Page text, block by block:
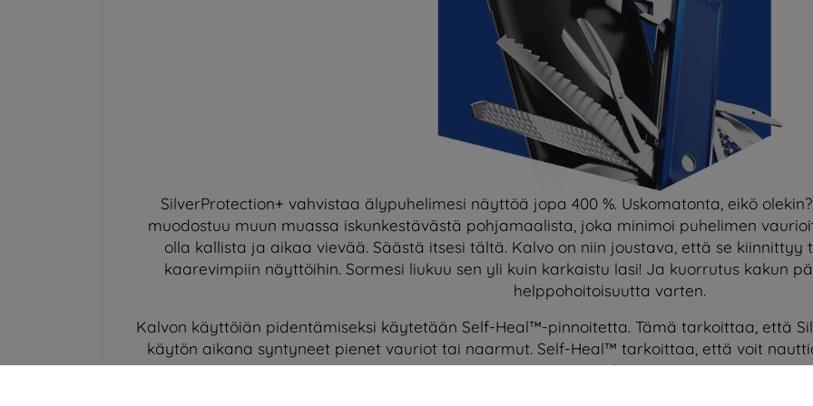
SilverProtection+ vahvistaa älypuhelimesi näyttöä jopa 400 %. Uskomatonta, eikö
muodostuu muun muassa iskunkestävästä pohjamaalista, joka minimoi puhelimen
olla kallista ja aikaa vievää. Säästä itsesi tältä. Kalvo on niin joustava, että se
kaarevimpiin näyttöihin. Sormesi liukuu sen yli kuin karkaistu lasi! Ja kuorrutus kakun
helppohoitoisuutta varten.
Kalvon käyttöiän pidentämiseksi käytetään Self-Heal™-pinnoitetta. Tämä tarkoittaa, että
käytön aikana syntyneet pienet vauriot tai naarmut. Self-Heal™ tarkoittaa, että voit
entistä pidempään!